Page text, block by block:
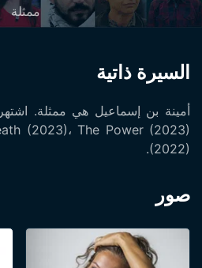
ممثلة
السيرة ذاتية
(2022).
صور